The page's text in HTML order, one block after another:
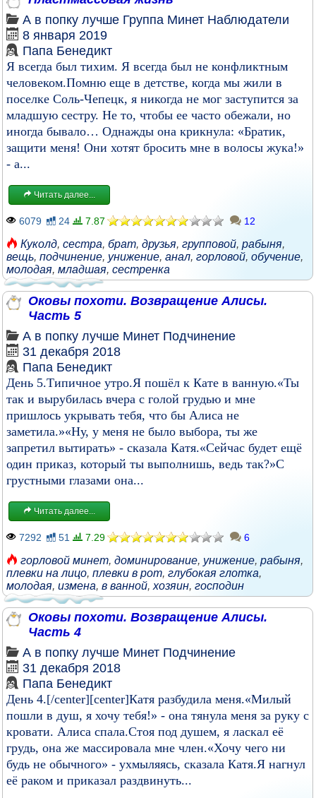
А в попку лучше Группа Минет Наблюдатели
8 января 2019
Папа Бенедикт
Я всегда был тихим. Я всегда был не конфликтным
человеком.Помню еще в детстве, когда мы жили в
поселке Соль-Чепецк, я никогда не мог заступится за
младшую сестру. Не то, чтобы ее часто обежали, но
иногда бывало… Однажды она крикнула: «Братик,
защити меня! Они хотят бросить мне в волосы жука!»
- а...
Читать далее...
6079 24 7.87 12
Куколд, сестра, брат, друзья, групповой, рабыня,
вещь, подчинение, унижение, анал, горловой, обучение,
молодая, младшая, сестренка
Оковы похоти. Возвращение Алисы.
Часть 5
А в попку лучше Минет Подчинение
31 декабря 2018
Папа Бенедикт
День 5.Типичное утро.Я пошёл к Кате в ванную.«Ты
так и вырубилась вчера с голой грудью и мне
пришлось укрывать тебя, что бы Алиса не
заметила.»«Ну, у меня не было выбора, ты же
запретил вытирать» - сказала Катя.«Сейчас будет ещё
один приказ, который ты выполнишь, ведь так?»С
грустными глазами она...
Читать далее...
7292 51 7.29 6
горловой минет, доминирование, унижение, рабыня,
плевки на лицо, плевки в рот, глубокая глотка,
молодая, измена, в ванной, хозяин, господин
Оковы похоти. Возвращение Алисы.
Часть 4
А в попку лучше Минет Подчинение
31 декабря 2018
Папа Бенедикт
День 4.[/center][center]Катя разбудила меня.«Милый
пошли в душ, я хочу тебя!» - она тянула меня за руку с
кровати. Алиса спала.Стоя под душем, я ласкал её
грудь, она же массировала мне член.«Хочу чего ни
будь не обычного» - ухмыляясь, сказала Катя.Я нагнул
её раком и приказал раздвинуть...